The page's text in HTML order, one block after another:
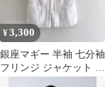
¥3,300
銀座マギー 半袖 七分袖
フリンジ ジャケット 38